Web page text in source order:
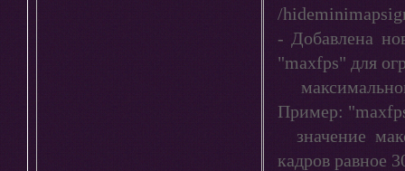
/
- Добавлена
"maxfps" для
Пример:
значение
кадров равное